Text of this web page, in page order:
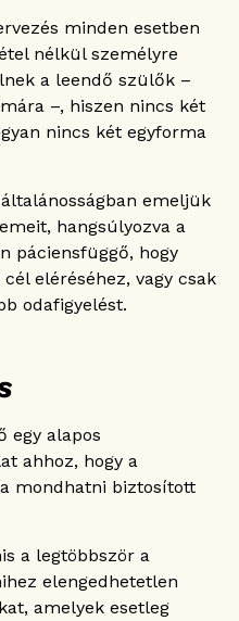
minden esetben
nélkül személyre
a leendő szülők –
–, hiszen nincs két
nincs két egyforma
emeljük
hangsúlyozva a
páciensfüggő, hogy
eléréséhez, vagy csak
odafigyelést.
egy alapos
ahhoz, hogy a
mondhatni biztosított
a legtöbbször a
elengedhetetlen
amelyek esetleg